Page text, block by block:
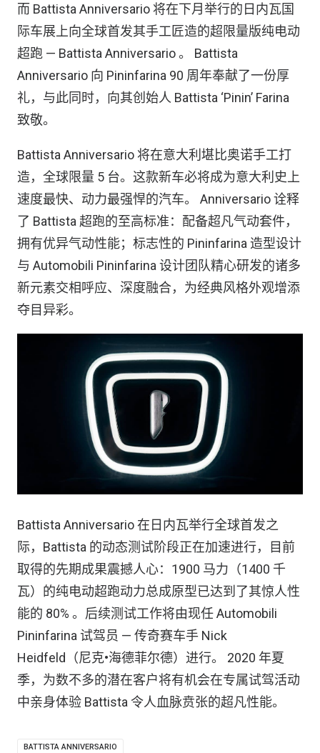
而 Battista Anniversario 将在下月举行的日内瓦国
际车展上向全球首发其手工匠造的超限量版纯电动
超跑 — Battista Anniversario 。 Battista
Anniversario 向 Pininfarina 90 周年奉献了一份厚
礼，与此同时，向其创始人 Battista ‘Pinin’ Farina
致敬。
Battista Anniversario 将在意大利堪比奥诺手工打
造，全球限量 5 台。这款新车必将成为意大利史上
速度最快、动力最强悍的汽车。 Anniversario 诠释
了 Battista 超跑的至高标准：配备超凡气动套件，
拥有优异气动性能；标志性的 Pininfarina 造型设计
与 Automobili Pininfarina 设计团队精心研发的诸多
新元素交相呼应、深度融合，为经典风格外观增添
夺目异彩。
Battista Anniversario 在日内瓦举行全球首发之
际，Battista 的动态测试阶段正在加速进行，目前
取得的先期成果震撼人心：1900 马力（1400 千
瓦）的纯电动超跑动力总成原型已达到了其惊人性
能的 80% 。后续测试工作将由现任 Automobili
Pininfarina 试驾员 — 传奇赛车手 Nick
Heidfeld（尼克•海德菲尔德）进行。 2020 年夏
季，为数不多的潜在客户将有机会在专属试驾活动
中亲身体验 Battista 令人血脉贲张的超凡性能。
BATTISTA ANNIVERSARIO